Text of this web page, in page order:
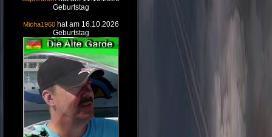
Geburtstag
Micha1960 hat am 16.10.2026
Geburtstag